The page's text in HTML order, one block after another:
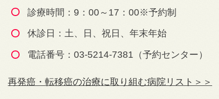
診療時間：9：00～17：00※予約制
休診日：土、日、祝日、年末年始
電話番号：03-5214-7381（予約センター）
再発癌・転移癌の治療に取り組む病院リスト＞＞